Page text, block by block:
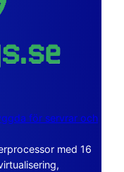
för servrar och
med 16